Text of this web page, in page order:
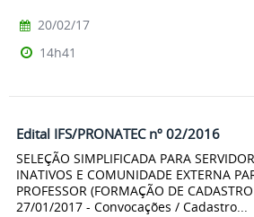
20/02/17
14h41
Edital IFS/PRONATEC nº 02/2016
SELEÇÃO SIMPLIFICADA PARA
INATIVOS E COMUNIDADE EXTERNA
PROFESSOR (FORMAÇÃO DE
27/01/2017 - Convocações / Cadastro...